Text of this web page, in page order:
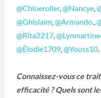
@Chloeroller,@Nancye,
@Ghislaim,@Armando.,
@Rita2217,
@Élodie1709,@Youss10.
Connaissez-vous ce
efficacité ? Quels sont